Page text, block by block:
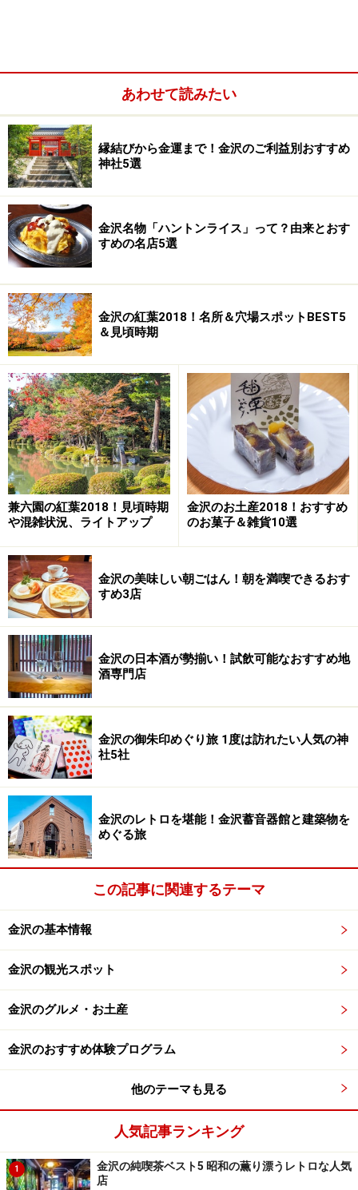
今回は金澤神社の金箔付き御朱印など金沢市内及び近郊
の人気神社5社の御朱印を集めました。合わせて、御朱
印集めに欠かせない各神社オリジナルの御朱印帳もご紹
介します。
間違っても御朱印集めをスタンプラリーのように考え
て、参拝をせずに御朱印だけいただこうとするのはご法
度ですよ！
1．金澤神社
学業成就・合格祈願の神様として金沢で一
番人気
金澤神社拝殿。一番上、中央に鎮座する鳳凰が金澤神社の御
朱印帳にも描かれています。
寛政6年（1794年）、加賀藩11代藩主・前田治脩によっ
て藩校明倫堂の鎮守社として創建された金澤神社。元は
竹沢御殿御鎮守天満宮と称され、兼六園の敷地内にあ
そのため、藩政期の頃は一般庶民の参拝は許されていま
せんでしたが、明治7年(1874年)に兼六園が一般開放され
たのを機に、金澤神社も誰でも参拝できるように。御祭
神は学問の神様・菅原道真を筆頭に白蛇竜神（金運・災
難除）、白阿紫稲荷大明神（商売繁盛）など6柱。
金澤神社の御朱印。長者になれるかな？※写真提供：金澤神
社
金澤神社の御朱印には平成26年（2014年）頃から金箔を
添えてあります。これは境内にある、芋掘藤五郎が芋を
洗って砂金が出たという言い伝えをもつ金城霊澤にまつ
わるもので、この伝説にあやかって参拝者にも長者にな
ってほしいという思いを込めたものです。
さな点がついていたそうですが、ほとんど気づかれなか
ったとか（苦笑）。金城霊澤は金沢の地名の起こりでも
こと間違いなしですよ！
黒地に黄金色の満月と鳳凰。朱色の御朱印帳袋も鮮やかです
ね。セットで欲しくなります。※写真提供：金澤神社
■金澤神社
住所：〒920-0936 金沢市兼六町1-3
TEL：076-261-0502
参拝時間：終日開放
あわせて読みたい
縁結びから金運まで！金沢のご利益別おすすめ
神社5選
金沢名物「ハントンライス」って？由来とおす
すめの名店5選
金沢の紅葉2018！名所＆穴場スポットBEST5
＆見頃時期
兼六園の紅葉2018！見頃時期
や混雑状況、ライトアップ
金沢のお土産2018！おすすめ
のお菓子＆雑貨10選
金沢の美味しい朝ごはん！朝を満喫できるおす
すめ3店
金沢の日本酒が勢揃い！試飲可能なおすすめ地
酒専門店
金沢の御朱印めぐり旅 1度は訪れたい人気の神
社5社
金沢のレトロを堪能！金沢蓄音器館と建築物を
めぐる旅
この記事に関連するテーマ
金沢の基本情報
金沢の観光スポット
金沢のグルメ・お土産
金沢のおすすめ体験プログラム
他のテーマも見る
人気記事ランキング
1
金沢の純喫茶ベスト5 昭和の薫り漂うレトロな人気
店